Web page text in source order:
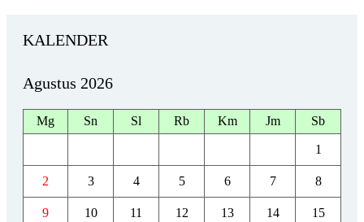
KALENDER
Agustus 2026
Mg Sn Sl Rb Km Jm Sb
1
2 3 4 5 6 7 8
9 10 11 12 13 14 15